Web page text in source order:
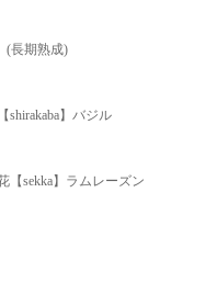
(長期熟成)
】バジル
sekka】ラムレーズン